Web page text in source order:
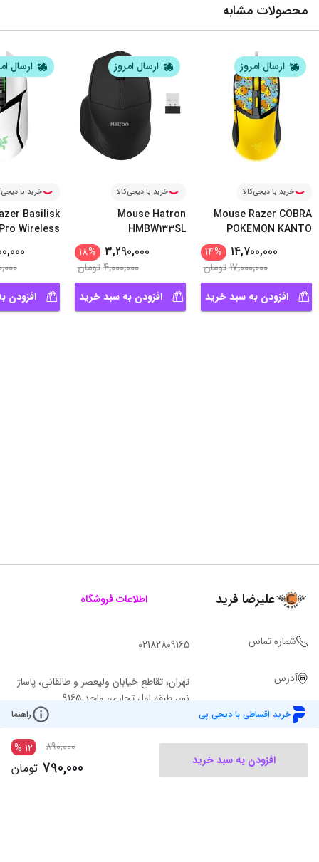
محصولات مشابه
ارسال امروز
خرید با دیجی‌کالا
Mouse Razer COBRA
POKEMON KANTO
14,700,000
%
14
17,000,000تومان
افزودن به سبد خرید
ارسال امروز
خرید با دیجی‌کالا
Mouse Hatron
HMBW133SL
3,290,000
%
18
4,000,000تومان
افزودن به سبد خرید
ارسال
خرید با
Basilisk
Wireless
افزودن
خرید اقساطی با دیجی پی راهنما
افزودن به سبد خرید
890,000
12
%
790,000 تومان
علیرضا فرید اطلاعات فروشگاه
شماره تماس 02182809165
آدرس
تهران، تقاطع خیابان ولیعصر و طالقانی، پاساژ
نور، طبقه اول تجاری، واحد 9165